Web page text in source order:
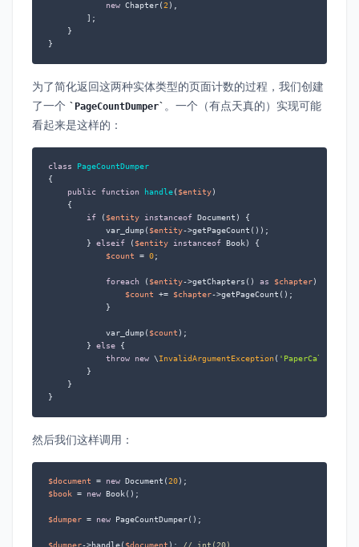
new Chapter(2),
        ];
    }
}
为了简化返回这两种实体类型的页面计数的过程，我们创建
了一个
PageCountDumper 。一个（有点天真的）实现可能
看起来是这样的：
class
PageCountDumper
{
public
function handle( $entity)
{
if ( $entity instanceof Document) {
            var_dump(
$entity->getPageCount());
        }
elseif ( $entity instanceof Book) {
$count = 0;
foreach ( $entity->getChapters() as $chapter) {
$count += $chapter->getPageCount();
            }
            var_dump(
$count );
        }
else {
throw
new \InvalidArgumentException(
        }
    }
}
然后我们这样调用：
$document = new Document(20
$book = new Book();
$dumper = new PageCountDumper();